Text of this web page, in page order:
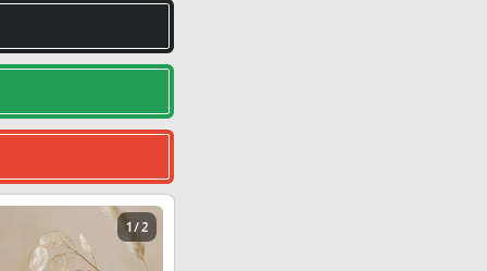
1 / 2